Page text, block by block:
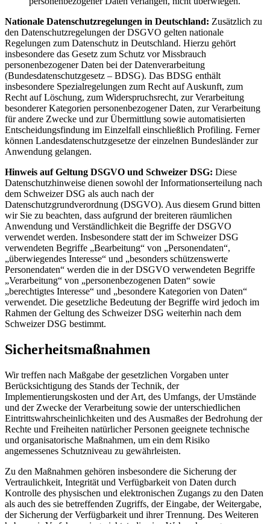
Nationale Datenschutzregelungen in Deutschland: Zusätzlich zu
den Datenschutzregelungen der DSGVO gelten nationale
Regelungen zum Datenschutz in Deutschland. Hierzu gehört
insbesondere das Gesetz zum Schutz vor Missbrauch
personenbezogener Daten bei der Datenverarbeitung
(Bundesdatenschutzgesetz – BDSG). Das BDSG enthält
insbesondere Spezialregelungen zum Recht auf Auskunft, zum
Recht auf Löschung, zum Widerspruchsrecht, zur Verarbeitung
besonderer Kategorien personenbezogener Daten, zur Verarbeitung
für andere Zwecke und zur Übermittlung sowie automatisierten
Entscheidungsfindung im Einzelfall einschließlich Profiling. Ferner
können Landesdatenschutzgesetze der einzelnen Bundesländer zur
Anwendung gelangen.
Hinweis auf Geltung DSGVO und Schweizer DSG: Diese
Datenschutzhinweise dienen sowohl der Informationserteilung nach
dem Schweizer DSG als auch nach der
Datenschutzgrundverordnung (DSGVO). Aus diesem Grund bitten
wir Sie zu beachten, dass aufgrund der breiteren räumlichen
Anwendung und Verständlichkeit die Begriffe der DSGVO
verwendet werden. Insbesondere statt der im Schweizer DSG
verwendeten Begriffe „Bearbeitung“ von „Personendaten“,
„überwiegendes Interesse“ und „besonders schützenswerte
Personendaten“ werden die in der DSGVO verwendeten Begriffe
„Verarbeitung“ von „personenbezogenen Daten“ sowie
„berechtigtes Interesse“ und „besondere Kategorien von Daten“
verwendet. Die gesetzliche Bedeutung der Begriffe wird jedoch im
Rahmen der Geltung des Schweizer DSG weiterhin nach dem
Schweizer DSG bestimmt.
Sicherheitsmaßnahmen
Wir treffen nach Maßgabe der gesetzlichen Vorgaben unter
Berücksichtigung des Stands der Technik, der
Implementierungskosten und der Art, des Umfangs, der Umstände
und der Zwecke der Verarbeitung sowie der unterschiedlichen
Eintrittswahrscheinlichkeiten und des Ausmaßes der Bedrohung der
Rechte und Freiheiten natürlicher Personen geeignete technische
und organisatorische Maßnahmen, um ein dem Risiko
angemessenes Schutzniveau zu gewährleisten.
Zu den Maßnahmen gehören insbesondere die Sicherung der
Vertraulichkeit, Integrität und Verfügbarkeit von Daten durch
Kontrolle des physischen und elektronischen Zugangs zu den Daten
als auch des sie betreffenden Zugriffs, der Eingabe, der Weitergabe,
der Sicherung der Verfügbarkeit und ihrer Trennung. Des Weiteren